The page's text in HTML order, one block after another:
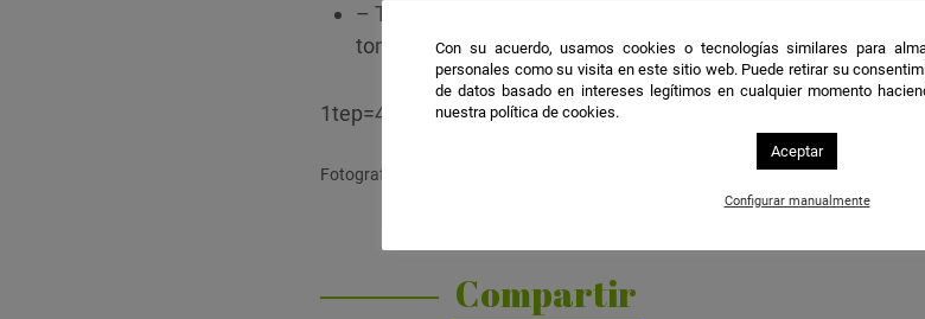
– Tonelada equivalente de petróleo (tep). Equivale a la
tonelada de crudo de petróleo.
1tep=41,84×109 J
Fotografía. Fuente: Bru-nO en Pixabay
Compartir
Con su acuerdo, usamos cookies o tecnologías similares para
personales como su visita en este sitio web. Puede retirar su
de datos basado en intereses legítimos en cualquier momento
nuestra política de cookies.
Aceptar
Configurar manualmente